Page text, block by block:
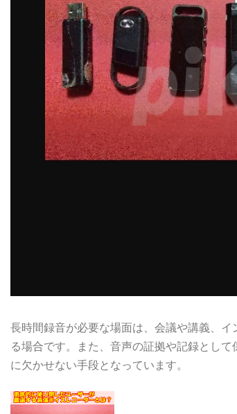
長時間録音が必要な場面は、会議や講義、
る場合です。また、音声の証拠や記録とし
に欠かせない手段となっています。